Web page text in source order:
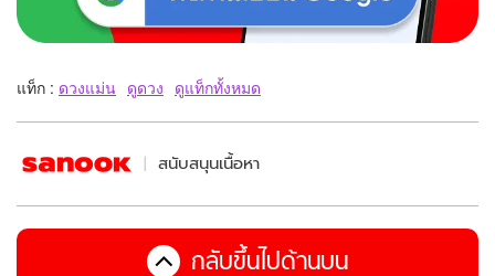
แท็ก : ดวงแม่น ดูดวง ดูแท็กทั้งหมด
สนับสนุนเนื้อหา
กลับขึ้นไปด้านบน